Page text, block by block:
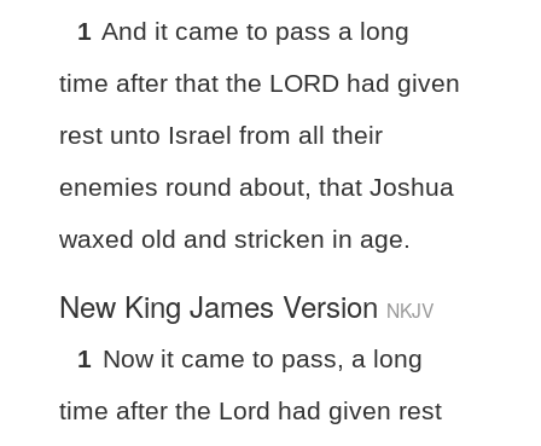
1 And it came to pass a long
time after that the LORD had given
rest unto Israel from all their
enemies round about, that Joshua
waxed old and stricken in age.
New King James Version NKJV
1 Now it came to pass, a long
time after the Lord had given rest